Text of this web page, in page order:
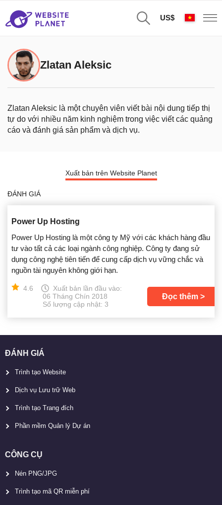
US$
Zlatan Aleksic
Zlatan Aleksic là một chuyên viên viết bài nội dung tiếp thị
tự do với nhiều năm kinh nghiệm trong việc viết các quảng
cáo và đánh giá sản phẩm và dịch vụ.
Xuất bản trên Website Planet
ĐÁNH GIÁ
Power Up Hosting
Power Up Hosting là một công ty Mỹ với các khách hàng đầu
tư vào tất cả các loại ngành công nghiệp. Công ty đang sử
dụng công nghệ tiên tiến để cung cấp dịch vụ vững chắc và
nguồn tài nguyên không giới hạn.
4.6
Xuất bản lần đầu vào:
06 Tháng Chín 2018
Số lượng cập nhật: 3
Đọc thêm
ĐÁNH GIÁ
Trình tạo Website
Dịch vụ Lưu trữ Web
Trình tạo Trang đích
Phần mềm Quản lý Dự án
CÔNG CỤ
Nén PNG/JPG
Trình tạo mã QR miễn phí